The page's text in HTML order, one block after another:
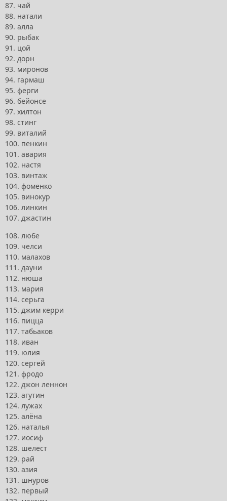
87. чай
88. натали
89. алла
90. рыбак
91. цой
92. дорн
93. миронов
94. гармаш
95. ферги
96. бейонсе
97. хилтон
98. стинг
99. виталий
100. пенкин
101. авария
102. настя
103. винтаж
104. фоменко
105. винокур
106. линкин
107. джастин
108. любе
109. челси
110. малахов
111. дауни
112. нюша
113. мария
114. серьга
115. джим керри
116. пицца
117. табьаков
118. иван
119. юлия
120. сергей
121. фродо
122. джон леннон
123. агутин
124. лужах
125. алёна
126. наталья
127. иосиф
128. шелест
129. рай
130. азия
131. шнуров
132. первый